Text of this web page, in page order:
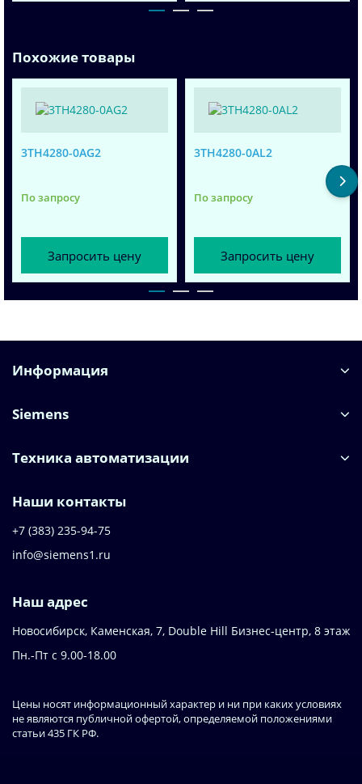
Похожие товары
3TH4280-0AG2
По запросу
Запросить цену
3TH4280-0AL2
По запросу
Запросить цену
Информация
Siemens
Техника автоматизации
Наши контакты
+7 (383) 235-94-75
info@siemens1.ru
Наш адрес
Новосибирск, Каменская, 7, Double Hill ​Бизнес-центр, 8 этаж
Пн.-Пт с 9.00-18.00
Цены носят информационный характер и ни при каких условиях
не являются публичной офертой, определяемой положениями
статьи 435 ГК РФ.